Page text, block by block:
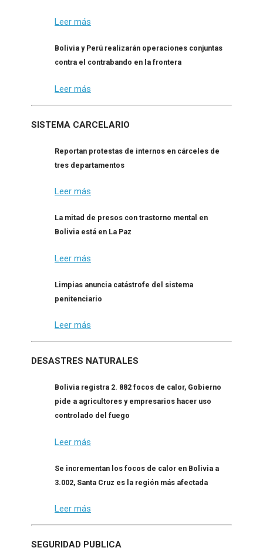
Leer más
Bolivia y Perú realizarán operaciones conjuntas
contra el contrabando en la frontera
Leer más
SISTEMA CARCELARIO
Reportan protestas de internos en cárceles de
tres departamentos
Leer más
La mitad de presos con trastorno mental en
Bolivia está en La Paz
Leer más
Limpias anuncia catástrofe del sistema
penitenciario
Leer más
DESASTRES NATURALES
Bolivia registra 2. 882 focos de calor, Gobierno
pide a agricultores y empresarios hacer uso
controlado del fuego
Leer más
Se incrementan los focos de calor en Bolivia a
3.002, Santa Cruz es la región más afectada
Leer más
SEGURIDAD PUBLICA